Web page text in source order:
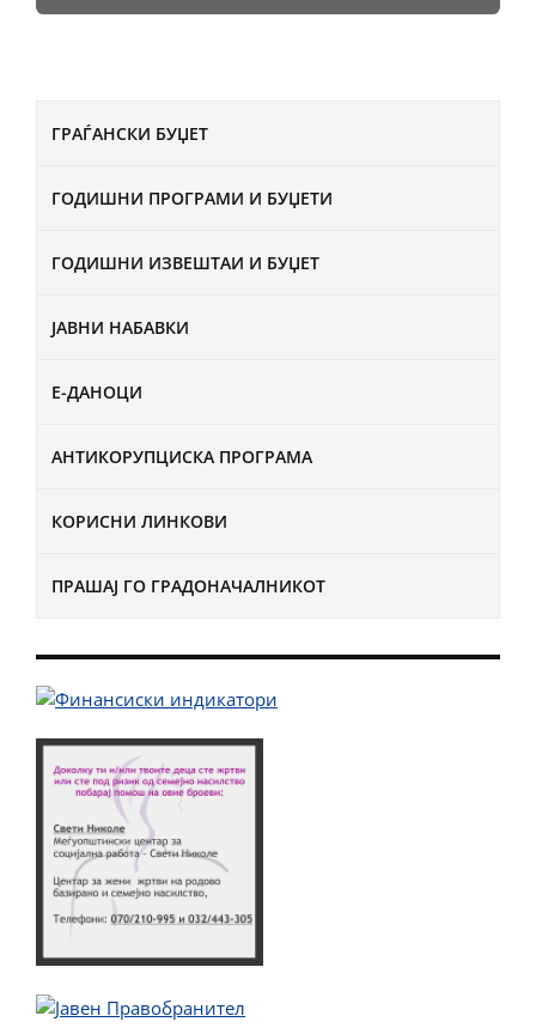
ГРАЃАНСКИ БУЏЕТ
ГОДИШНИ ПРОГРАМИ И БУЏЕТИ
ГОДИШНИ ИЗВЕШТАИ И БУЏЕТ
ЈАВНИ НАБАВКИ
Е-ДАНОЦИ
АНТИКОРУПЦИСКА ПРОГРАМА
КОРИСНИ ЛИНКОВИ
ПРАШАЈ ГО ГРАДОНАЧАЛНИКОТ